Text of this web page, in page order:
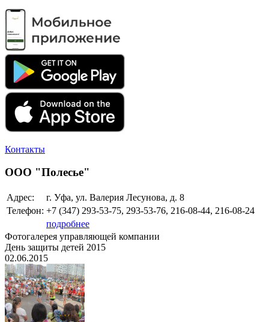
Контакты
ООО "Полесье"
Адрес:
г. Уфа, ул. Валерия Лесунова, д. 8
Телефон: +7 (347) 293-53-75, 293-53-76, 216-08-44, 216-08-24
подробнее
Фотогалерея управляющей компании
День защиты детей 2015
02.06.2015